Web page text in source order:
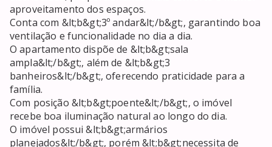
aproveitamento dos espaços.
Conta com &lt;b&gt;3º andar&lt;/b&gt;, garantindo boa
ventilação e funcionalidade no dia a dia.
O apartamento dispõe de &lt;b&gt;sala
ampla&lt;/b&gt;, além de &lt;b&gt;3
banheiros&lt;/b&gt;, oferecendo praticidade para a
família.
Com posição &lt;b&gt;poente&lt;/b&gt;, o imóvel
recebe boa iluminação natural ao longo do dia.
O imóvel possui &lt;b&gt;armários
planejados&lt;/b&gt;, porém &lt;b&gt;necessita de